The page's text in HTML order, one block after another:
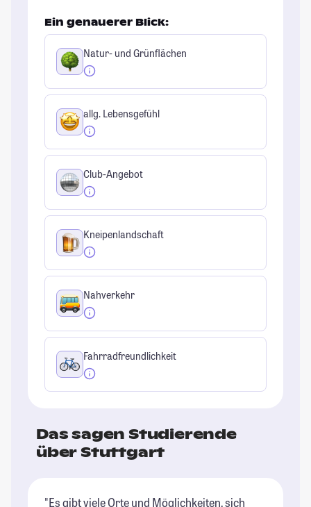
Ein genauerer Blick:
Natur- und Grünflächen
allg. Lebensgefühl
Club-Angebot
Kneipenlandschaft
Nahverkehr
Fahrradfreundlichkeit
Das sagen Studierende
über Stuttgart
"Es gibt viele Orte und Möglichkeiten, sich